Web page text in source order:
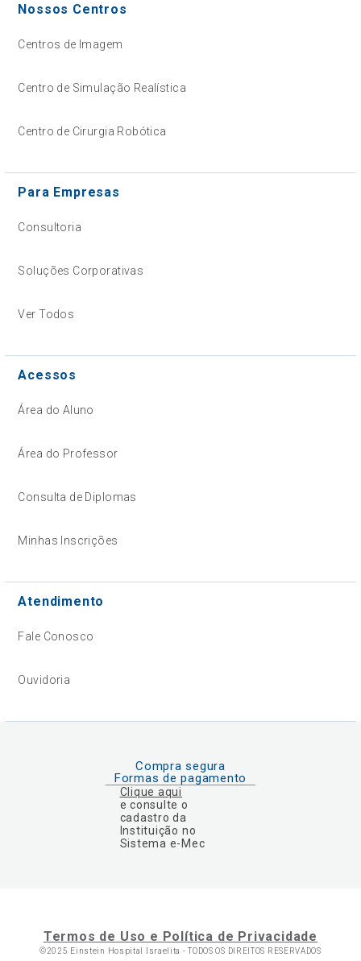
Nossos Centros
Centros de Imagem
Centro de Simulação Realística
Centro de Cirurgia Robótica
Para Empresas
Consultoria
Soluções Corporativas
Ver Todos
Acessos
Área do Aluno
Área do Professor
Consulta de Diplomas
Minhas Inscrições
Atendimento
Fale Conosco
Ouvidoria
Compra segura
Formas de pagamento
Clique aqui
e consulte o
cadastro da
Instituição no
Sistema e-Mec
Termos de Uso e Política de Privacidade
©2025 Einstein Hospital Israelita -TODOS OS DIREITOS RESERVADOS